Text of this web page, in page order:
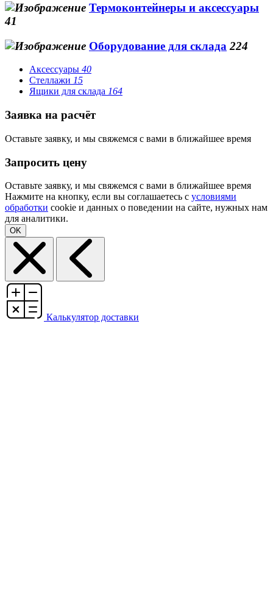
Термоконтейнеры и аксессуары
41
Оборудование для склада 224
Аксессуары 40
Стеллажи 15
Ящики для склада 164
Заявка на расчёт
Оставьте заявку, и мы свяжемся с вами в ближайшее время
Запросить цену
Оставьте заявку, и мы свяжемся с вами в ближайшее время
Нажмите на кнопку, если вы соглашаетесь с условиями
обработки cookie и данных о поведении на сайте, нужных нам
для аналитики.
OK
Калькулятор доставки